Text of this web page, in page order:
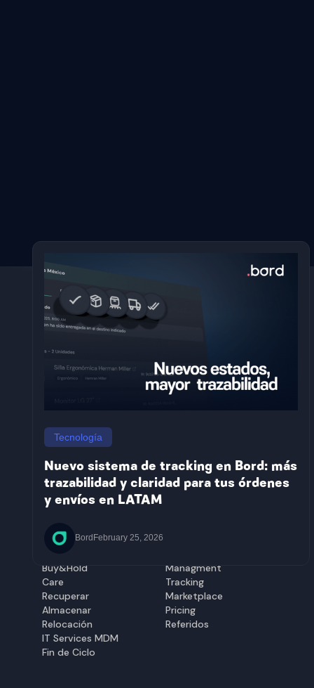
Tecnología
Nuevo sistema de tracking en Bord: más
trazabilidad y claridad para tus órdenes
y envíos en LATAM
Bord February 25, 2026
Países
Colombia
México
Bolivia
Chile
Ecuador
El Salvador
Nicaragua
Paraguay
Perú
Republica
Dominicana
Soluciones
Buy&Hold
Care
Recuperar
Almacenar
Relocación
IT Services MDM
Fin de Ciclo
Managment
Tracking
Marketplace
Pricing
Referidos